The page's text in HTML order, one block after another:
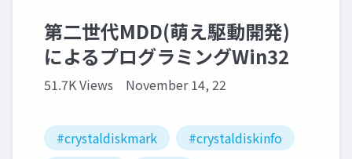
第二世代MDD(萌え駆動開発)
によるプログラミングWin32
51.7K Views November 14, 22
#crystaldiskmark
#crystaldiskinfo